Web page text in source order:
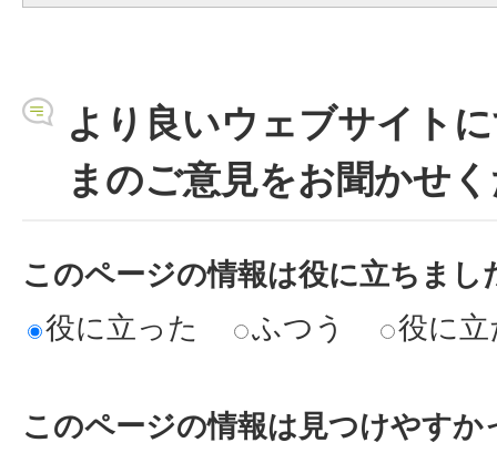
より良いウェブサイト
まのご意見をお聞かせ
このページの情報は役に立ちまし
役に立った
ふつう 役に
このページの情報は見つけやすか